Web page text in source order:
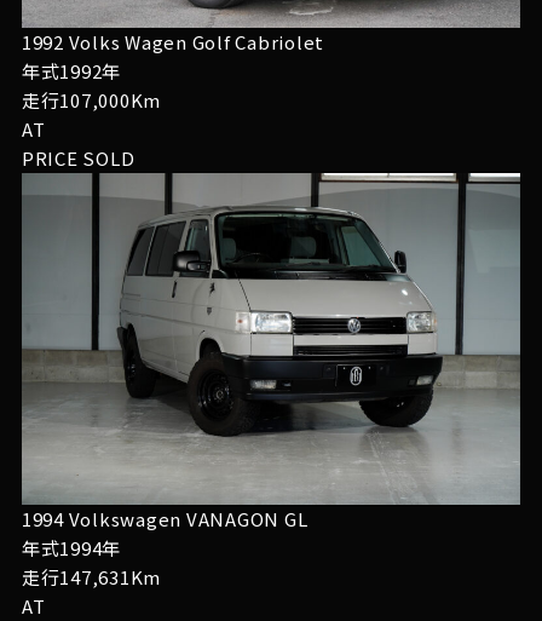
1992 Volks Wagen Golf Cabriolet
年式1992年
走行107,000Km
AT
PRICE SOLD
1994 Volkswagen VANAGON GL
年式1994年
走行147,631Km
AT